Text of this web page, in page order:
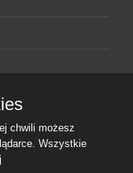
chwili możesz
Wszystkie